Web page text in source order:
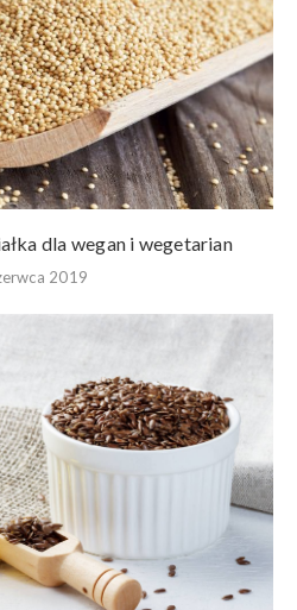
dla wegan i wegetarian
2019